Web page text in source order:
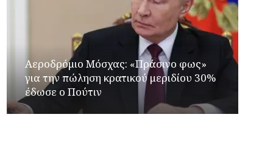
Αεροδρόμιο Μόσχας: «Πράσινο φως»
για την πώληση κρατικού μεριδίου 30%
έδωσε ο Πούτιν